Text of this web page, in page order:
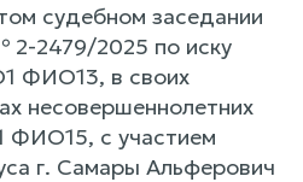
судебном заседании
2479/2025 по иску
ФИО13, в своих
несовершеннолетних
с участием
г. Самары Альферович